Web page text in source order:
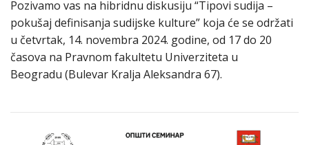
Pozivamo vas na hibridnu diskusiju “Tipovi sudija –
pokušaj definisanja sudijske kulture” koja će se održati
u četvrtak, 14. novembra 2024. godine, od 17 do 20
časova na Pravnom fakultetu Univerziteta u
Beogradu (Bulevar Kralja Aleksandra 67).